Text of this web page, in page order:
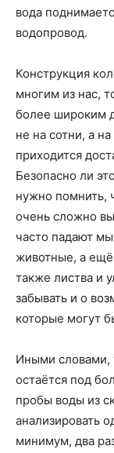
вода
водопровод.
Конструкция
многим из нас,
более широким
не на сотни, а
приходится
Безопасно ли
нужно помнить,
очень сложно
часто падают
животные, а ещё
также листва и
забывать и о
которые могут
Иными словами,
остаётся под
пробы воды из
анализировать
минимум, два